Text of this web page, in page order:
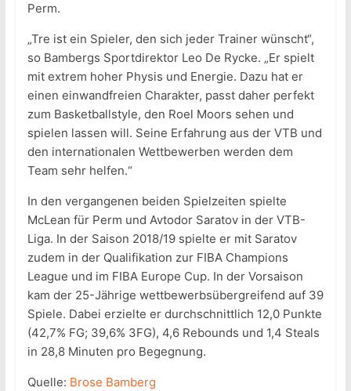
Perm.
„Tre ist ein Spieler, den sich jeder Trainer wünscht“,
so Bambergs Sportdirektor Leo De Rycke. „Er spielt
mit extrem hoher Physis und Energie. Dazu hat er
einen einwandfreien Charakter, passt daher perfekt
zum Basketballstyle, den Roel Moors sehen und
spielen lassen will. Seine Erfahrung aus der VTB und
den internationalen Wettbewerben werden dem
Team sehr helfen.“
In den vergangenen beiden Spielzeiten spielte
McLean für Perm und Avtodor Saratov in der VTB-
Liga. In der Saison 2018/19 spielte er mit Saratov
zudem in der Qualifikation zur FIBA Champions
League und im FIBA Europe Cup. In der Vorsaison
kam der 25-Jährige wettbewerbsübergreifend auf 39
Spiele. Dabei erzielte er durchschnittlich 12,0 Punkte
(42,7% FG; 39,6% 3FG), 4,6 Rebounds und 1,4 Steals
in 28,8 Minuten pro Begegnung.
Quelle: Brose Bamberg